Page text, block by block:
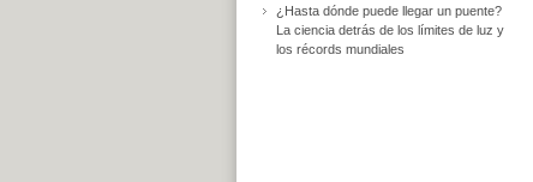
¿Hasta dónde puede llegar un puente?
La ciencia detrás de los límites de luz y
los récords mundiales